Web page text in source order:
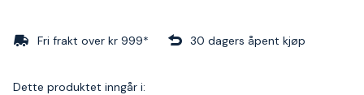
Fri frakt over kr 999* 30 dagers åpent kjøp
Dette produktet inngår i: